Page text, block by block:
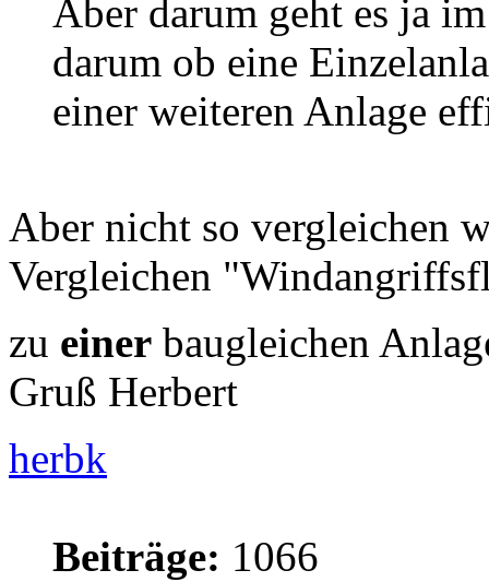
Aber darum geht es ja
darum ob eine
einer weiteren Anlage
Aber nicht so vergleichen
Vergleichen
zu einer baugleichen
Gruß Herbert
herbk
Beiträge: 1066